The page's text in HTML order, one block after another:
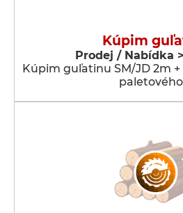
Kúpim
Prodej / Nabídka
Kúpim guľatinu SM/JD 2m